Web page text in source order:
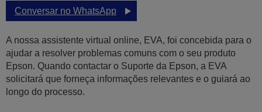
Conversar no WhatsApp
A nossa assistente virtual online, EVA, foi concebida para o
ajudar a resolver problemas comuns com o seu produto
Epson. Quando contactar o Suporte da Epson, a EVA
solicitará que forneça informações relevantes e o guiará ao
longo do processo.